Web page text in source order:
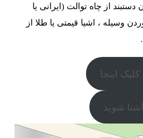
دستبند از چاه توالت (ایرانی یا
وسیله ، اشیا قیمتی یا طلا از
اینجا
شوید